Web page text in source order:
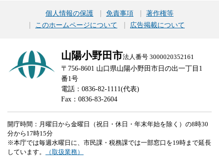
個人情報の保護 免責事項
著作権等
このホームページについて
広告掲載について
山陽小野田市法人番号 3000020352161
〒756-8601 山口県山陽小野田市日の出一丁目1
番1号
電話：0836-82-1111(代表)
Fax：0836-83-2604
開庁時間：月曜日から金曜日（祝日・休日・年末年始を除く）の8時30
分から17時15分
※本庁では毎週水曜日に、市民課・税務課では一部窓口を19時まで延長
しています。
（取扱業務）